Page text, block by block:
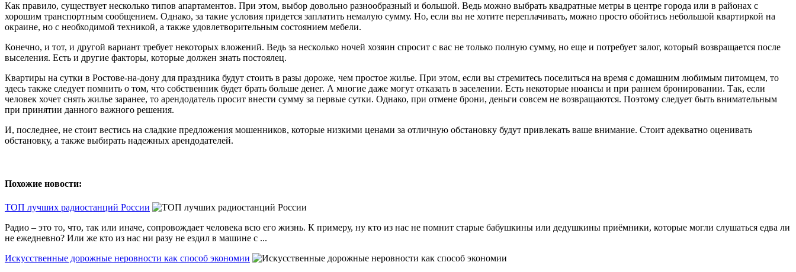
Как правило, существует несколько типов апартаментов. При этом, выбор довольно разнообразный и большой. Ведь можно выбрать квадратные метры в центре города или в районах с
хорошим транспортным сообщением. Однако, за такие условия придется заплатить немалую сумму. Но, если вы не хотите переплачивать, можно просто обойтись небольшой квартиркой на
окраине, но с необходимой техникой, а также удовлетворительным состоянием мебели.
Конечно, и тот, и другой вариант требует некоторых вложений. Ведь за несколько ночей хозяин спросит с вас не только полную сумму, но еще и потребует залог, который возвращается после
выселения. Есть и другие факторы, которые должен знать постоялец.
Квартиры на сутки в Ростове-на-дону для праздника будут стоить в разы дороже, чем простое жилье. При этом, если вы стремитесь поселиться на время с домашним любимым питомцем, то
здесь также следует помнить о том, что собственник будет брать больше денег. А многие даже могут отказать в заселении. Есть некоторые нюансы и при раннем бронировании. Так, если
человек хочет снять жилье заранее, то арендодатель просит внести сумму за первые сутки. Однако, при отмене брони, деньги совсем не возвращаются. Поэтому следует быть внимательным
при принятии данного важного решения.
И, последнее, не стоит вестись на сладкие предложения мошенников, которые низкими ценами за отличную обстановку будут привлекать ваше внимание. Стоит адекватно оценивать
обстановку, а также выбирать надежных арендодателей.
Похожие новости:
ТОП лучших радиостанций России
Радио – это то, что, так или иначе, сопровождает человека всю его жизнь. К примеру, ну кто из нас не помнит старые бабушкины или дедушкины приёмники, которые могли слушаться едва ли
не ежедневно? Или же кто из нас ни разу не ездил в машине с ...
Искусственные дорожные неровности как способ экономии